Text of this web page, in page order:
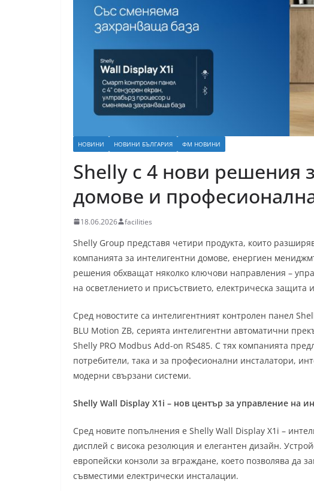
НОВИНИ НОВИНИ БЪЛГАРИЯ ФМ НОВИНИ
Shelly с 4 нови решения
домове и
18.06.2026 facilities
Shelly Group представя четири продукта, които
компанията за интелигентни домове, енергиен
решения обхващат няколко ключови направления –
на осветлението и присъствието, електрическа защита
Сред новостите са интелигентният контролен панел
BLU Motion ZB, серията интелигентни автоматични
Shelly PRO Modbus Add-on RS485. С тях компанията
потребители, така и за професионални инсталатори,
модерни свързани системи.
Shelly Wall Display X1i – нов център за управление на
Сред новите попълнения е Shelly Wall Display X1i –
дисплей с висока резолюция и елегантен дизайн.
европейски конзоли за вграждане, което позволява да
съвместими електрически инсталации.